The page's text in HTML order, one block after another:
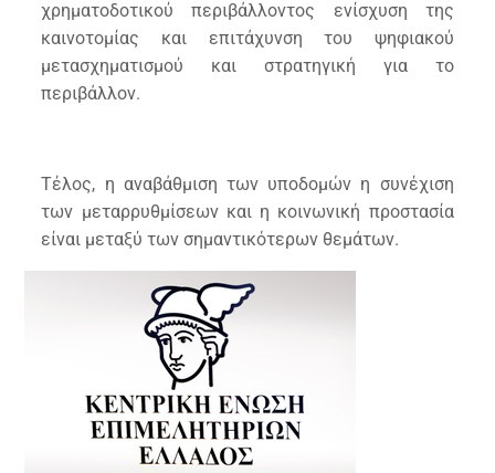
χρηματοδοτικού περιβάλλοντος ενίσχυση της
καινοτομίας και επιτάχυνση του ψηφιακού
μετασχηματισμού και στρατηγική για το
περιβάλλον.
Τέλος, η αναβάθμιση των υποδομών η συνέχιση
των μεταρρυθμίσεων και η κοινωνική προστασία
είναι μεταξύ των σημαντικότερων θεμάτων.